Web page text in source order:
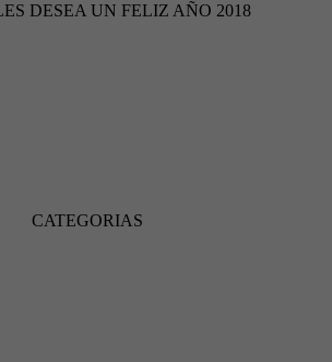
DESEA UN FELIZ AÑO 2018
CATEGORIAS